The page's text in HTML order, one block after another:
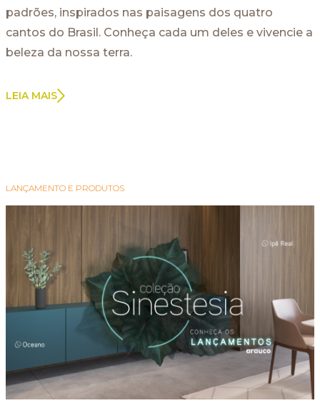
padrões, inspirados nas paisagens dos quatro
cantos do Brasil. Conheça cada um deles e vivencie a
beleza da nossa terra.
LEIA MAIS
LANÇAMENTO E PRODUTOS